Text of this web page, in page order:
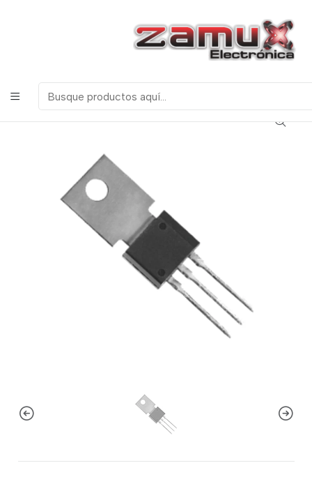
ELECTRONICOS, ROBOTICA & TECNOLOGIA
Semiconductores
Transistores